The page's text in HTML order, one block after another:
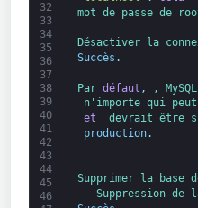
32
33
34
35
36
37
38
39
40
41
42
43
44
45
46
mot de passe de
Désactiver la
Succès .
Par défaut , , MySQL
n'importe qui peut
et
devrait être
production.
Supprimer la base
- Suppression de